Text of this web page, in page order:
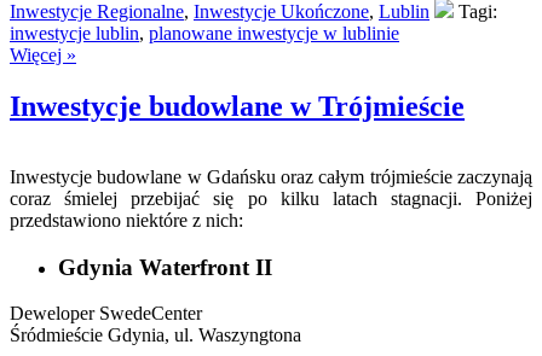
Inwestycje Regionalne, Inwestycje Ukończone, Lublin
Tagi:
inwestycje lublin, planowane inwestycje w lublinie
Więcej »
Inwestycje budowlane w Trójmieście
Inwestycje budowlane w Gdańsku oraz całym trójmieście zaczynają
coraz śmielej przebijać się po kilku latach stagnacji. Poniżej
przedstawiono niektóre z nich:
Gdynia Waterfront II
Deweloper SwedeCenter
Śródmieście Gdynia, ul. Waszyngtona